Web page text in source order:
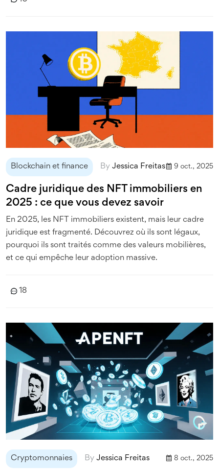
Blockchain et finance By Jessica Freitas 9 oct., 2025
Cadre juridique des NFT immobiliers en
2025 : ce que vous devez savoir
En 2025, les NFT immobiliers existent, mais leur cadre
juridique est fragmenté. Découvrez où ils sont légaux,
pourquoi ils sont traités comme des valeurs mobilières,
et ce qui empêche leur adoption massive.
18
Cryptomonnaies By Jessica Freitas 8 oct., 2025